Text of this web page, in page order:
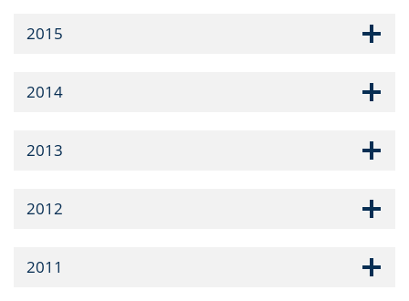
2015
2014
2013
2012
2011